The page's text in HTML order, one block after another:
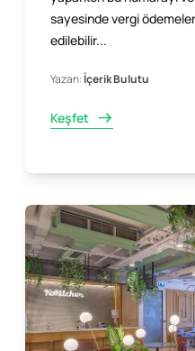
sayesinde vergi
edilebilir...
Yazan:İçerik Bulutu
Keşfet